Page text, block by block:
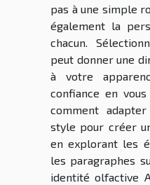
pas à une simple
également la
chacun.
peut donner une
à votre
confiance en
comment
style pour créer
en explorant les
les paragraphes
identité olfactive